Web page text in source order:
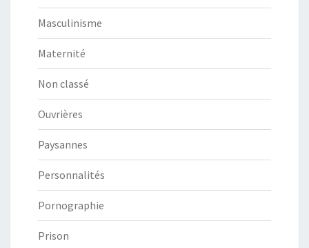
Masculinisme
Maternité
Non classé
Ouvrières
Paysannes
Personnalités
Pornographie
Prison